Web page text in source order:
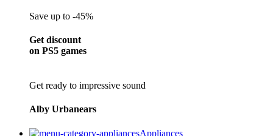
Save up to -45%
Get discount
on PS5 games
Get ready to impressive sound
Alby Urbanears
Appliances